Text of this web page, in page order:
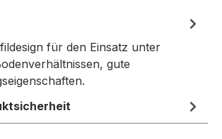
für den Einsatz unter
gute